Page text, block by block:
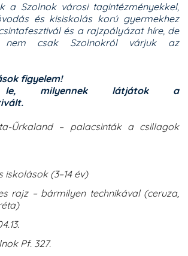
a Szolnok városi tagintézményekkel,
és kisiskolás korú gyermekhez
és a rajzpályázat híre, de
nem csak Szolnokról várjuk az
figyelem!
le, milyennek látjátok a
Űrkaland – palacsinták a csillagok
iskolások (3–14 év)
rajz – bármilyen technikával (ceruza,
Pf. 327.